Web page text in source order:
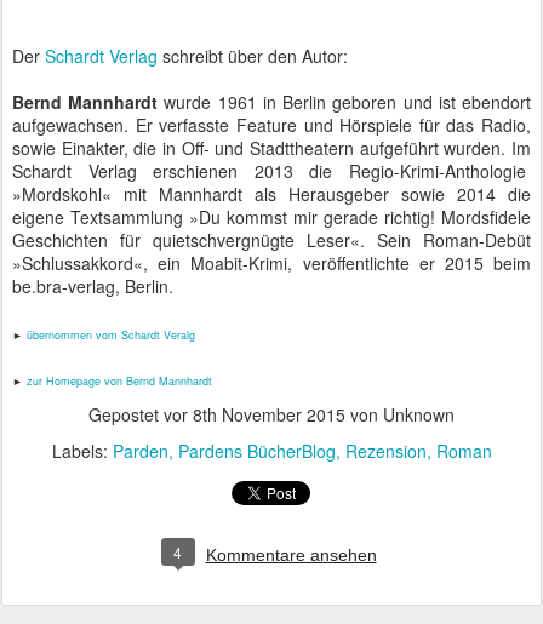
Der Schardt Verlag schreibt über den Autor:
Bernd Mannhardt wurde 1961 in Berlin geboren und ist ebendort
aufgewachsen. Er verfasste Feature und Hörspiele für das Radio,
sowie Einakter, die in Off- und Stadttheatern aufgeführt wurden. Im
Schardt Verlag erschienen 2013 die Regio-Krimi-Anthologie
»Mordskohl« mit Mannhardt als Herausgeber sowie 2014 die
eigene Textsammlung »Du kommst mir gerade richtig! Mordsfidele
Geschichten für quietschvergnügte Leser«. Sein Roman-Debüt
»Schlussakkord«, ein Moabit-Krimi, veröffentlichte er 2015 beim
be.bra-verlag, Berlin.
► übernommen vom Schardt Veralg
► zur Homepage von Bernd Mannhardt
Gepostet vor 8th November 2015 von Unknown
Labels: Parden Pardens BücherBlog Rezension Roman
4 Kommentare ansehen